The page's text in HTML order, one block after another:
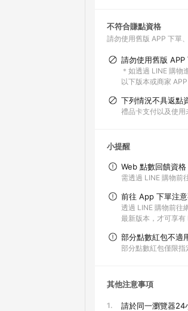
不符合賺點資格
請勿使用舊版 APP 下單
請勿使用舊版 APP
＊如透過 LINE 購
以下版本或商家
下列情況不具返點
禮品卡支付以及使
小提醒
Web 點數回饋資格
需透過 LINE 購物前
前往 App 下單注
透過 LINE 購物前往
最新版本，才可享
部分點數紅包不適
部分點數紅包僅限指
其他注意事項
1. 請於同一瀏覽器24